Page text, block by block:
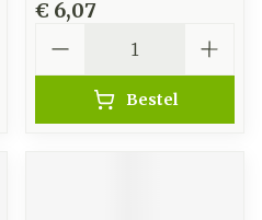
€ 6,07
Bestel